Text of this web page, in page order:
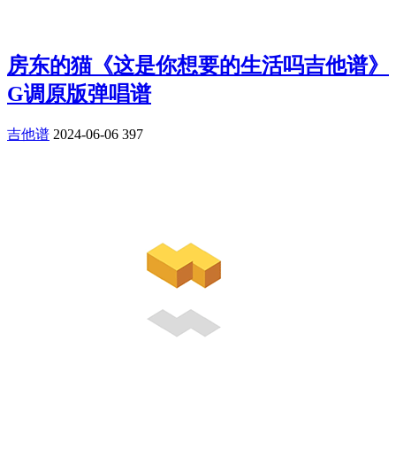
房东的猫《这是你想要的生活吗吉他谱》
G调原版弹唱谱
吉他谱 2024-06-06 397